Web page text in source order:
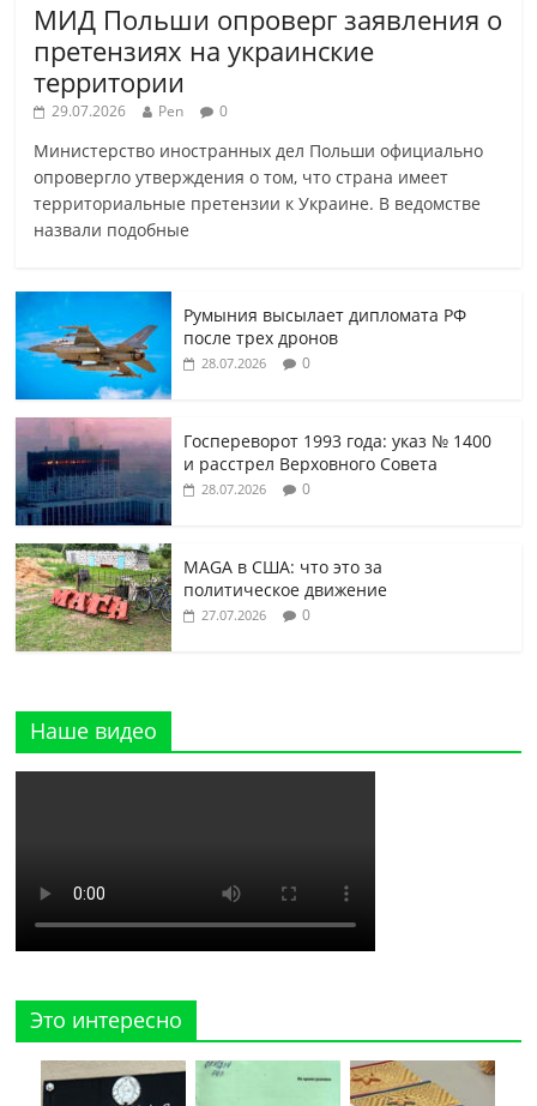
МИД Польши опроверг заявления о
претензиях на украинские
территории
29.07.2026 Pen 0
Министерство иностранных дел Польши официально
опровергло утверждения о том, что страна имеет
территориальные претензии к Украине. В ведомстве
назвали подобные
Румыния высылает дипломата РФ
после трех дронов
28.07.2026 0
Госпереворот 1993 года: указ № 1400
и расстрел Верховного Совета
28.07.2026 0
MAGA в США: что это за
политическое движение
27.07.2026 0
Наше видео
Это интересно